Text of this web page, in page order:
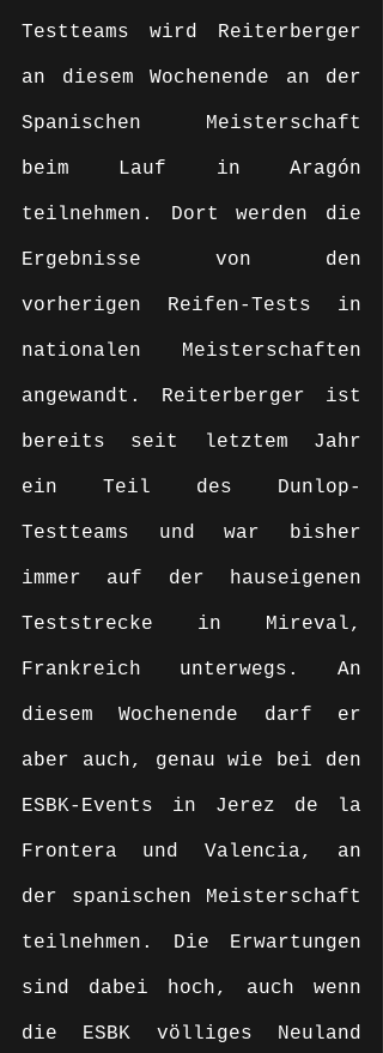
Testteams wird Reiterberger
an diesem Wochenende an der
Spanischen Meisterschaft
beim Lauf in Aragón
teilnehmen. Dort werden die
Ergebnisse von den
vorherigen Reifen-Tests in
nationalen Meisterschaften
angewandt. Reiterberger ist
bereits seit letztem Jahr
ein Teil des Dunlop-
Testteams und war bisher
immer auf der hauseigenen
Teststrecke in Mireval,
Frankreich unterwegs. An
diesem Wochenende darf er
aber auch, genau wie bei den
ESBK-Events in Jerez de la
Frontera und Valencia, an
der spanischen Meisterschaft
teilnehmen. Die Erwartungen
sind dabei hoch, auch wenn
die ESBK völliges Neuland